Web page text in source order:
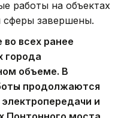
работы на объектах
сферы завершены.
всех ранее
города
объеме. В
продолжаются
и